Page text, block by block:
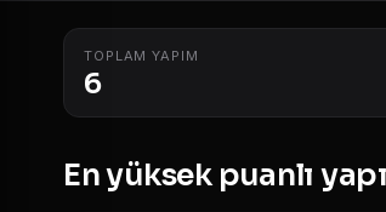
TOPLAM YAPIM
6
En yüksek puanlı